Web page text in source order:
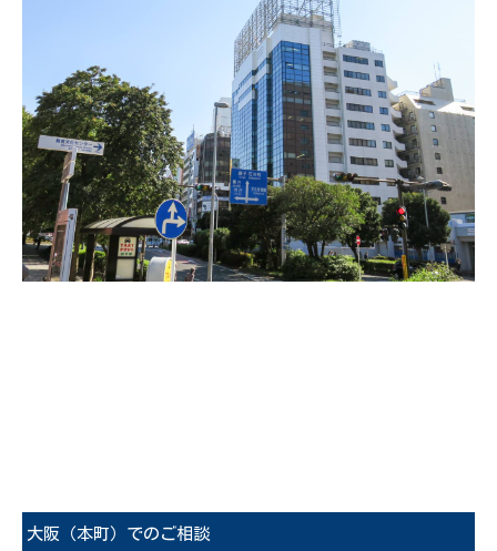
大阪（本町）でのご相談